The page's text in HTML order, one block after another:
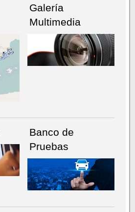
Galería
Multimedia
Banco de
Pruebas